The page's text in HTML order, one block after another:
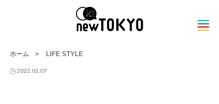
ホーム > LIFE STYLE
2022.02.07